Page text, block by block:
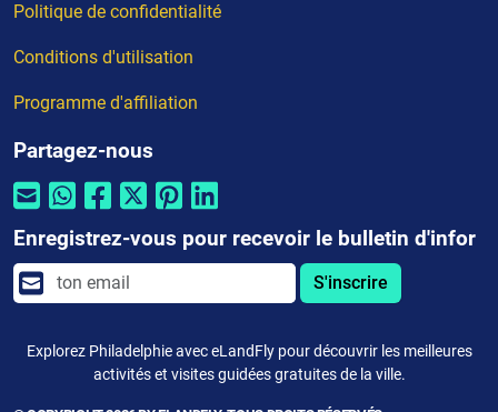
Politique de confidentialité
Conditions d'utilisation
Programme d'affiliation
Partagez-nous
Enregistrez-vous pour recevoir le bulletin d'infor
S'inscrire
Explorez Philadelphie avec eLandFly pour découvrir les meilleures
activités et visites guidées gratuites de la ville.